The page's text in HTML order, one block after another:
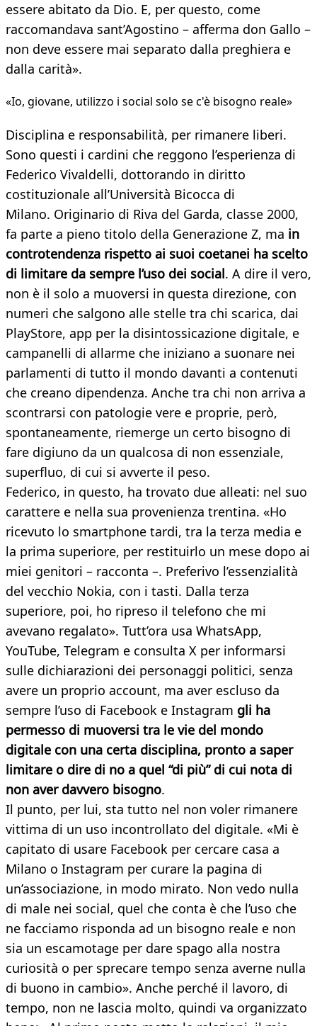
essere abitato da Dio. E, per questo, come
raccomandava sant’Agostino – afferma don Gallo –
non deve essere mai separato dalla preghiera e
dalla carità».
«Io, giovane, utilizzo i social solo se c'è bisogno reale»
Disciplina e responsabilità, per rimanere liberi.
Sono questi i cardini che reggono l’esperienza di
Federico Vivaldelli, dottorando in diritto
costituzionale all’Università Bicocca di
Milano. Originario di Riva del Garda, classe 2000,
fa parte a pieno titolo della Generazione Z, ma in
controtendenza rispetto ai suoi coetanei ha scelto
di limitare da sempre l’uso dei social. A dire il vero,
non è il solo a muoversi in questa direzione, con
numeri che salgono alle stelle tra chi scarica, dai
PlayStore, app per la disintossicazione digitale, e
campanelli di allarme che iniziano a suonare nei
parlamenti di tutto il mondo davanti a contenuti
che creano dipendenza. Anche tra chi non arriva a
scontrarsi con patologie vere e proprie, però,
spontaneamente, riemerge un certo bisogno di
fare digiuno da un qualcosa di non essenziale,
superfluo, di cui si avverte il peso.
Federico, in questo, ha trovato due alleati: nel suo
carattere e nella sua provenienza trentina. «Ho
ricevuto lo smartphone tardi, tra la terza media e
la prima superiore, per restituirlo un mese dopo ai
miei genitori – racconta –. Preferivo l’essenzialità
del vecchio Nokia, con i tasti. Dalla terza
superiore, poi, ho ripreso il telefono che mi
avevano regalato». Tutt’ora usa WhatsApp,
YouTube, Telegram e consulta X per informarsi
sulle dichiarazioni dei personaggi politici, senza
avere un proprio account, ma aver escluso da
sempre l’uso di Facebook e Instagram gli ha
permesso di muoversi tra le vie del mondo
digitale con una certa disciplina, pronto a saper
limitare o dire di no a quel “di più” di cui nota di
non aver davvero bisogno.
Il punto, per lui, sta tutto nel non voler rimanere
vittima di un uso incontrollato del digitale. «Mi è
capitato di usare Facebook per cercare casa a
Milano o Instagram per curare la pagina di
un’associazione, in modo mirato. Non vedo nulla
di male nei social, quel che conta è che l’uso che
ne facciamo risponda ad un bisogno reale e non
sia un escamotage per dare spago alla nostra
curiosità o per sprecare tempo senza averne nulla
di buono in cambio». Anche perché il lavoro, di
tempo, non ne lascia molto, quindi va organizzato